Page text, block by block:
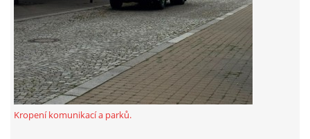
Kropení komunikací a parků.